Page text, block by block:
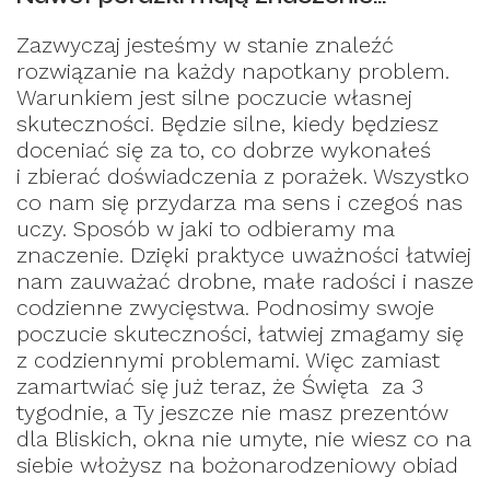
Zazwyczaj jesteśmy w stanie znaleźć
rozwiązanie na każdy napotkany problem.
Warunkiem jest silne poczucie własnej
skuteczności. Będzie silne, kiedy będziesz
doceniać się za to, co dobrze wykonałeś
i zbierać doświadczenia z porażek. Wszystko
co nam się przydarza ma sens i czegoś nas
uczy. Sposób w jaki to odbieramy ma
znaczenie. Dzięki praktyce uważności łatwiej
nam zauważać drobne, małe radości i nasze
codzienne zwycięstwa. Podnosimy swoje
poczucie skuteczności, łatwiej zmagamy się
z codziennymi problemami. Więc zamiast
zamartwiać się już teraz, że Święta za 3
tygodnie, a Ty jeszcze nie masz prezentów
dla Bliskich, okna nie umyte, nie wiesz co na
siebie włożysz na bożonarodzeniowy obiad